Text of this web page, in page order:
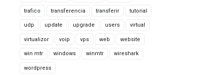
trafico transferencia transferir tutorial
udp update upgrade users virtual
virtualizor voip vps web website
win mtr windows winmtr wireshark
wordpress